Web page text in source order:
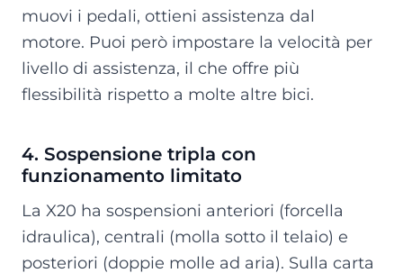
muovi i pedali, ottieni assistenza dal
motore. Puoi però impostare la velocità per
livello di assistenza, il che offre più
flessibilità rispetto a molte altre bici.
4. Sospensione tripla con
funzionamento limitato
La X20 ha sospensioni anteriori (forcella
idraulica), centrali (molla sotto il telaio) e
posteriori (doppie molle ad aria). Sulla carta